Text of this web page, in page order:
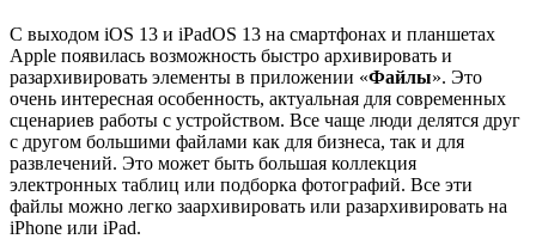
С выходом iOS 13 и iPadOS 13 на смартфонах и планшетах
Apple появилась возможность быстро архивировать и
разархивировать элементы в приложении «Файлы». Это
очень интересная особенность, актуальная для современных
сценариев работы с устройством. Все чаще люди делятся друг
с другом большими файлами как для бизнеса, так и для
развлечений. Это может быть большая коллекция
электронных таблиц или подборка фотографий. Все эти
файлы можно легко заархивировать или разархивировать на
iPhone или iPad.